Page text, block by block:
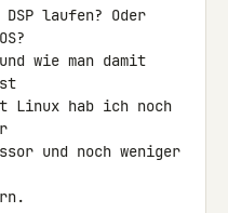
laufen? Oder
wie man damit
Linux hab ich noch
und noch weniger